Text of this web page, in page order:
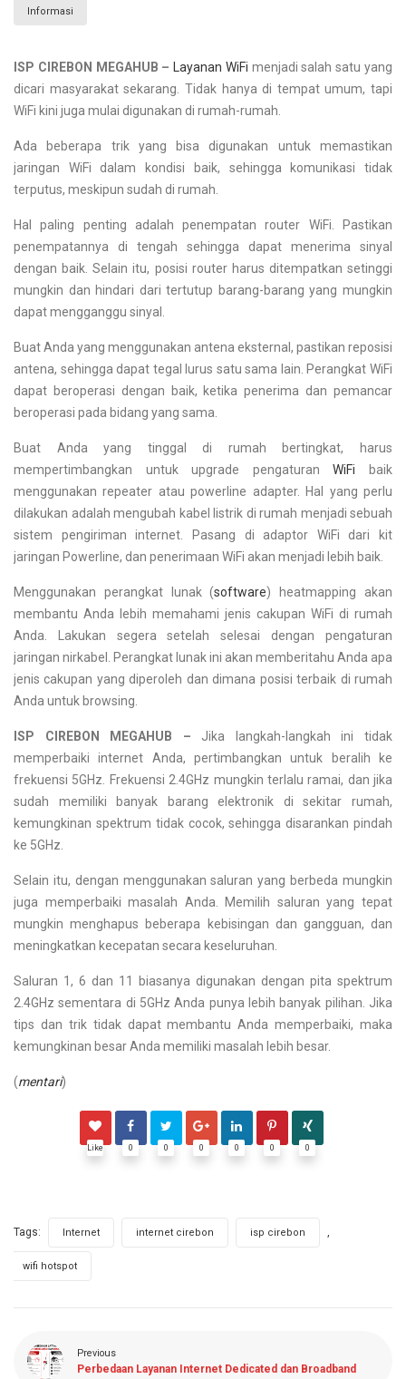
Informasi
ISP CIREBON MEGAHUB – Layanan WiFi menjadi salah satu yang
dicari masyarakat sekarang. Tidak hanya di tempat umum, tapi
WiFi kini juga mulai digunakan di rumah-rumah.
Ada beberapa trik yang bisa digunakan untuk memastikan
jaringan WiFi dalam kondisi baik, sehingga komunikasi tidak
terputus, meskipun sudah di rumah.
Hal paling penting adalah penempatan router WiFi. Pastikan
penempatannya di tengah sehingga dapat menerima sinyal
dengan baik. Selain itu, posisi router harus ditempatkan setinggi
mungkin dan hindari dari tertutup barang-barang yang mungkin
dapat mengganggu sinyal.
Buat Anda yang menggunakan antena eksternal, pastikan reposisi
antena, sehingga dapat tegal lurus satu sama lain. Perangkat WiFi
dapat beroperasi dengan baik, ketika penerima dan pemancar
beroperasi pada bidang yang sama.
Buat Anda yang tinggal di rumah bertingkat, harus
mempertimbangkan untuk upgrade pengaturanWiFi
baik
menggunakan repeater atau powerline adapter. Hal yang perlu
dilakukan adalah mengubah kabel listrik di rumah menjadi sebuah
sistem pengiriman internet. Pasang di adaptor WiFi dari kit
jaringan Powerline, dan penerimaan WiFi akan menjadi lebih baik.
Menggunakan perangkat lunak (software) heatmapping akan
membantu Anda lebih memahami jenis cakupan WiFi di rumah
Anda. Lakukan segera setelah selesai dengan pengaturan
jaringan nirkabel. Perangkat lunak ini akan memberitahu Anda apa
jenis cakupan yang diperoleh dan dimana posisi terbaik di rumah
Anda untuk browsing.
ISP CIREBON MEGAHUB – Jika langkah-langkah ini tidak
memperbaiki internet Anda, pertimbangkan untuk beralih ke
frekuensi 5GHz. Frekuensi 2.4GHz mungkin terlalu ramai, dan jika
sudah memiliki banyak barang elektronik di sekitar rumah,
kemungkinan spektrum tidak cocok, sehingga disarankan pindah
ke 5GHz.
Selain itu, dengan menggunakan saluran yang berbeda mungkin
juga memperbaiki masalah Anda. Memilih saluran yang tepat
mungkin menghapus beberapa kebisingan dan gangguan, dan
meningkatkan kecepatan secara keseluruhan.
Saluran 1, 6 dan 11 biasanya digunakan dengan pita spektrum
2.4GHz sementara di 5GHz Anda punya lebih banyak pilihan. Jika
tips dan trik tidak dapat membantu Anda memperbaiki, maka
kemungkinan besar Anda memiliki masalah lebih besar.
(mentari)
Like 0 0 0 0 0 0
Tags: Internet internet cirebon isp cirebon ,
wifi hotspot
Previous
Perbedaan Layanan Internet Dedicated dan Broadband